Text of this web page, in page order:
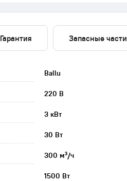
Гарантия Запасные части
Ballu
220 В
3 кВт
30 Вт
300 м³/ч
1500 Вт